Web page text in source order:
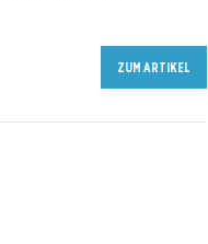
ZUM ARTIKEL